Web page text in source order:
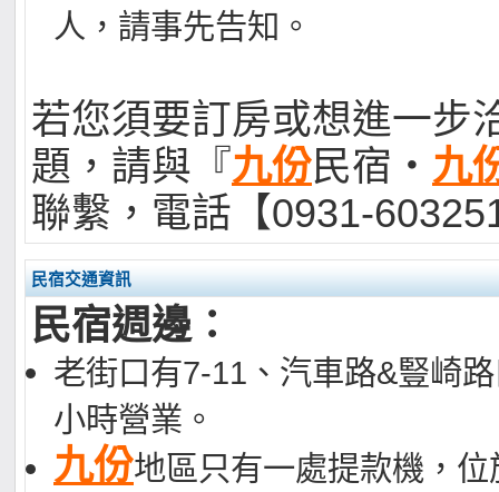
人，請事先告知。
若您須要訂房或想進一步
題，請與『九份民宿‧ 九
聯繫，電話【0931-
民宿交通資訊
民宿週邊：
老街口有7-11、汽車路&豎崎
小時營業。
九份地區只有一處提款機，